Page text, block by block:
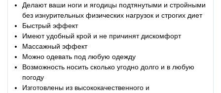
Делают ваши ноги и ягодицы подтянутыми и стройными
без изнурительных физических нагрузок и строгих диет
Быстрый эффект
Имеют удобный крой и не причинят дискомфорт
Массажный эффект
Можно одевать под любую одежду
Возможность носить сколько угодно долго и в любую
погоду
Изготовлены из высококачественного и